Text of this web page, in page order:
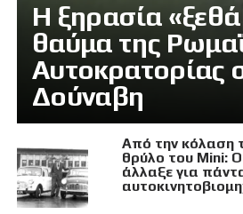
Η ξηρασία
θαύμα της
Αυτοκρατορίας
Δούναβη
Από την κόλαση
θρύλο του Mini:
άλλαξε για